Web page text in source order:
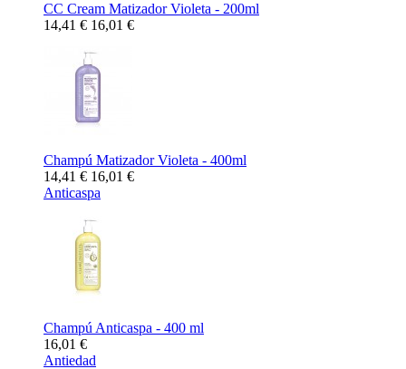
CC Cream Matizador Violeta - 200ml
14,41 € 16,01 €
Champú Matizador Violeta - 400ml
14,41 € 16,01 €
Anticaspa
Champú Anticaspa - 400 ml
16,01 €
Antiedad